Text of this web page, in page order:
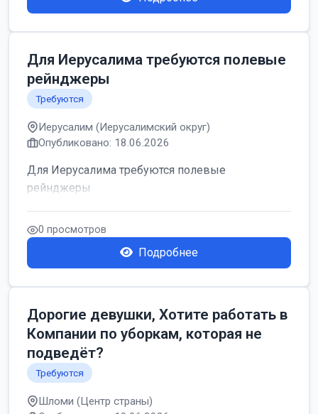
Для Иерусалима требуются полевые
рейнджеры
Требуются
Иерусалим (Иерусалимский округ)
Опубликовано: 18.06.2026
Для Иерусалима требуются полевые
рейнджеры
0 просмотров
Подробнее
Дорогие девушки, Хотите работать в
Компании по уборкам, которая не
подведёт?
Требуются
Шломи (Центр страны)